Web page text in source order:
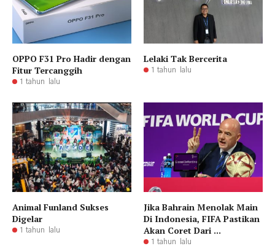
OPPO F31 Pro Hadir dengan
Fitur Tercanggih
1 tahun lalu
Lelaki Tak Bercerita
1 tahun lalu
Animal Funland Sukses
Digelar
1 tahun lalu
Jika Bahrain Menolak Main
Di Indonesia, FIFA Pastikan
Akan Coret Dari ...
1 tahun lalu